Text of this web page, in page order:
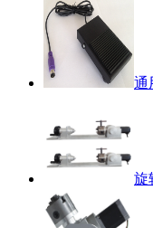
通
旋